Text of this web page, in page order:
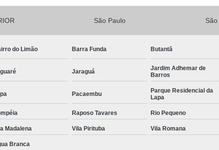
Limpeza de Fachada Predial
Limpeza de Loteamento
Limpeza de Terreno com Bobcat
Limpeza de Terreno com
Limpeza de Terreno Industrial
São Paulo
do Limão Barra Funda Butantã
Jaraguá
Jardim Adhemar de
Barros
Pacaembu
Parque Residencial da
Lapa
Raposo Tavares Rio Pequeno
Madalena Vila Pirituba Vila Romana
Branca